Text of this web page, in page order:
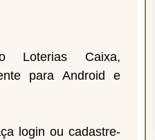
Loterias Caixa,
para Android e
login ou cadastre-